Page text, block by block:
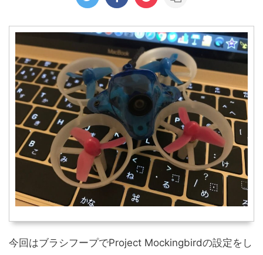
今回はブラシフープでProject Mockingbirdの設定をし